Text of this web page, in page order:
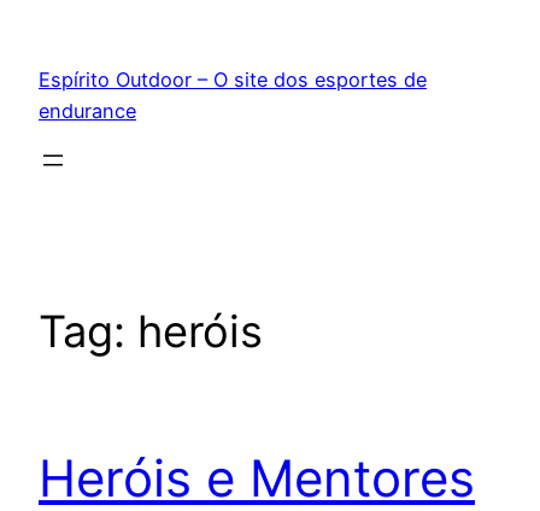
conteúdo
Espírito Outdoor – O site dos esportes de
endurance
Tag: heróis
Heróis e Mentores